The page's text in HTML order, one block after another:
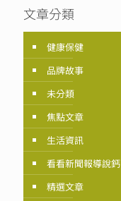
文章分類
健康保健
品牌故事
未分類
焦點文章
生活資訊
看看新聞報導說鈣
精選文章